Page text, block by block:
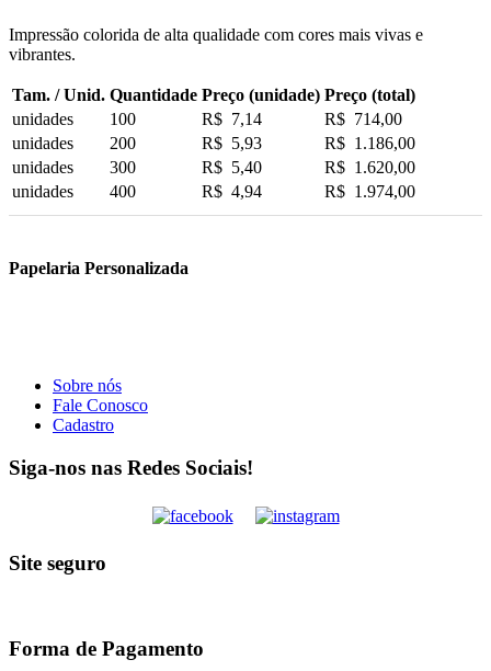
Impressão colorida de alta qualidade com cores mais vivas e
vibrantes.
Tam. / Unid. Quantidade Preço (unidade) Preço (total)
unidades
100 R$ 7,14
R$ 714,00
unidades
200 R$ 5,93
R$ 1.186,00
unidades
300 R$ 5,40
R$ 1.620,00
unidades
400 R$ 4,94 R$ 1.974,00
Papelaria Personalizada
Sobre nós
Fale Conosco
Cadastro
Siga-nos nas Redes Sociais!
Site seguro
Forma de Pagamento